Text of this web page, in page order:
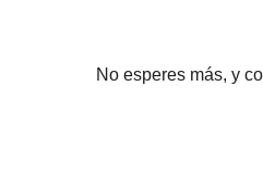
No esperes más, y